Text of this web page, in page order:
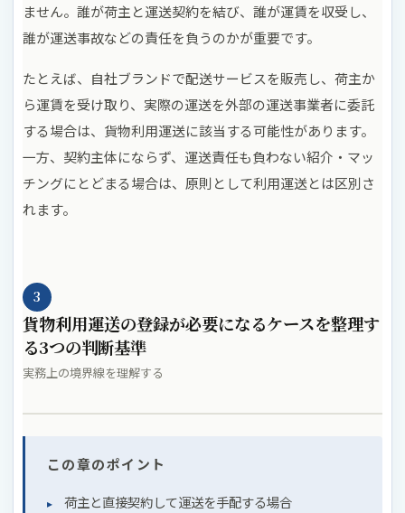
ません。誰が荷主と運送契約を結び、誰が運賃を収受し、
誰が運送事故などの責任を負うのかが重要です。
たとえば、自社ブランドで配送サービスを販売し、荷主か
ら運賃を受け取り、実際の運送を外部の運送事業者に委託
する場合は、貨物利用運送に該当する可能性があります。
一方、契約主体にならず、運送責任も負わない紹介・マッ
チングにとどまる場合は、原則として利用運送とは区別さ
れます。
3
貨物利用運送の登録が必要になるケースを整理す
る3つの判断基準
実務上の境界線を理解する
この章のポイント
荷主と直接契約して運送を手配する場合